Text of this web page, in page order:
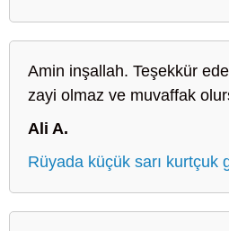
Amin inşallah. Teşekkür
zayi olmaz ve muvaffak
Ali A.
Rüyada küçük sarı kurtçuk